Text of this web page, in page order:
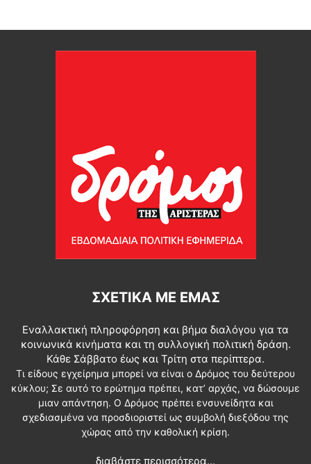
ΣΧΕΤΙΚΆ ΜΕ ΕΜΆΣ
Εναλλακτική πληροφόρηση και βήμα διαλόγου για τα
κοινωνικά κινήματα και τη συλλογική πολιτική δράση.
Κάθε Σάββατο έως και Τρίτη στα περίπτερα.
Τι είδους εγχείρημα μπορεί να είναι ο Δρόμος του δεύτερου
κύκλου; Σε αυτό το ερώτημα πρέπει, κατ’ αρχάς, να δώσουμε
μιαν απάντηση. Ο Δρόμος πρέπει ενσυνείδητα και
σχεδιασμένα να προσδιοριστεί ως συμβολή διεξόδου της
χώρας από την καθολική κρίση.
διαβάστε περισσότερα...